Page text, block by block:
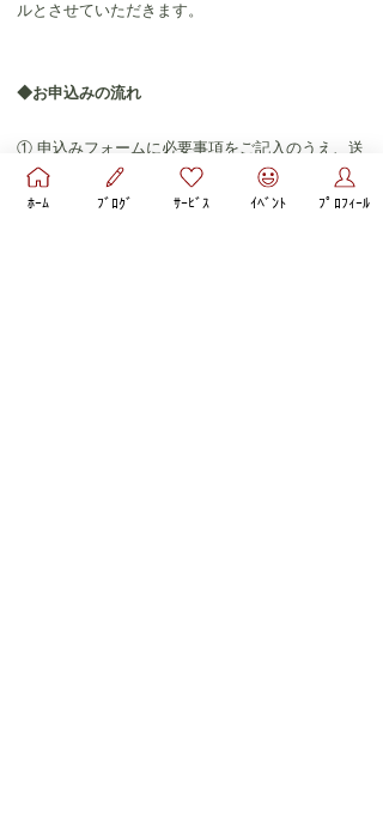
ルとさせていただきます。
◆お申込みの流れ
① 申込みフォームに必要事項をご記入のうえ、送
信してください。自動返信メールをお届けしま
す。
ﾎｰﾑ ﾌﾞﾛｸﾞ ｻｰﾋﾞｽ ｲﾍﾞﾝﾄ ﾌﾟﾛﾌｨｰﾙ